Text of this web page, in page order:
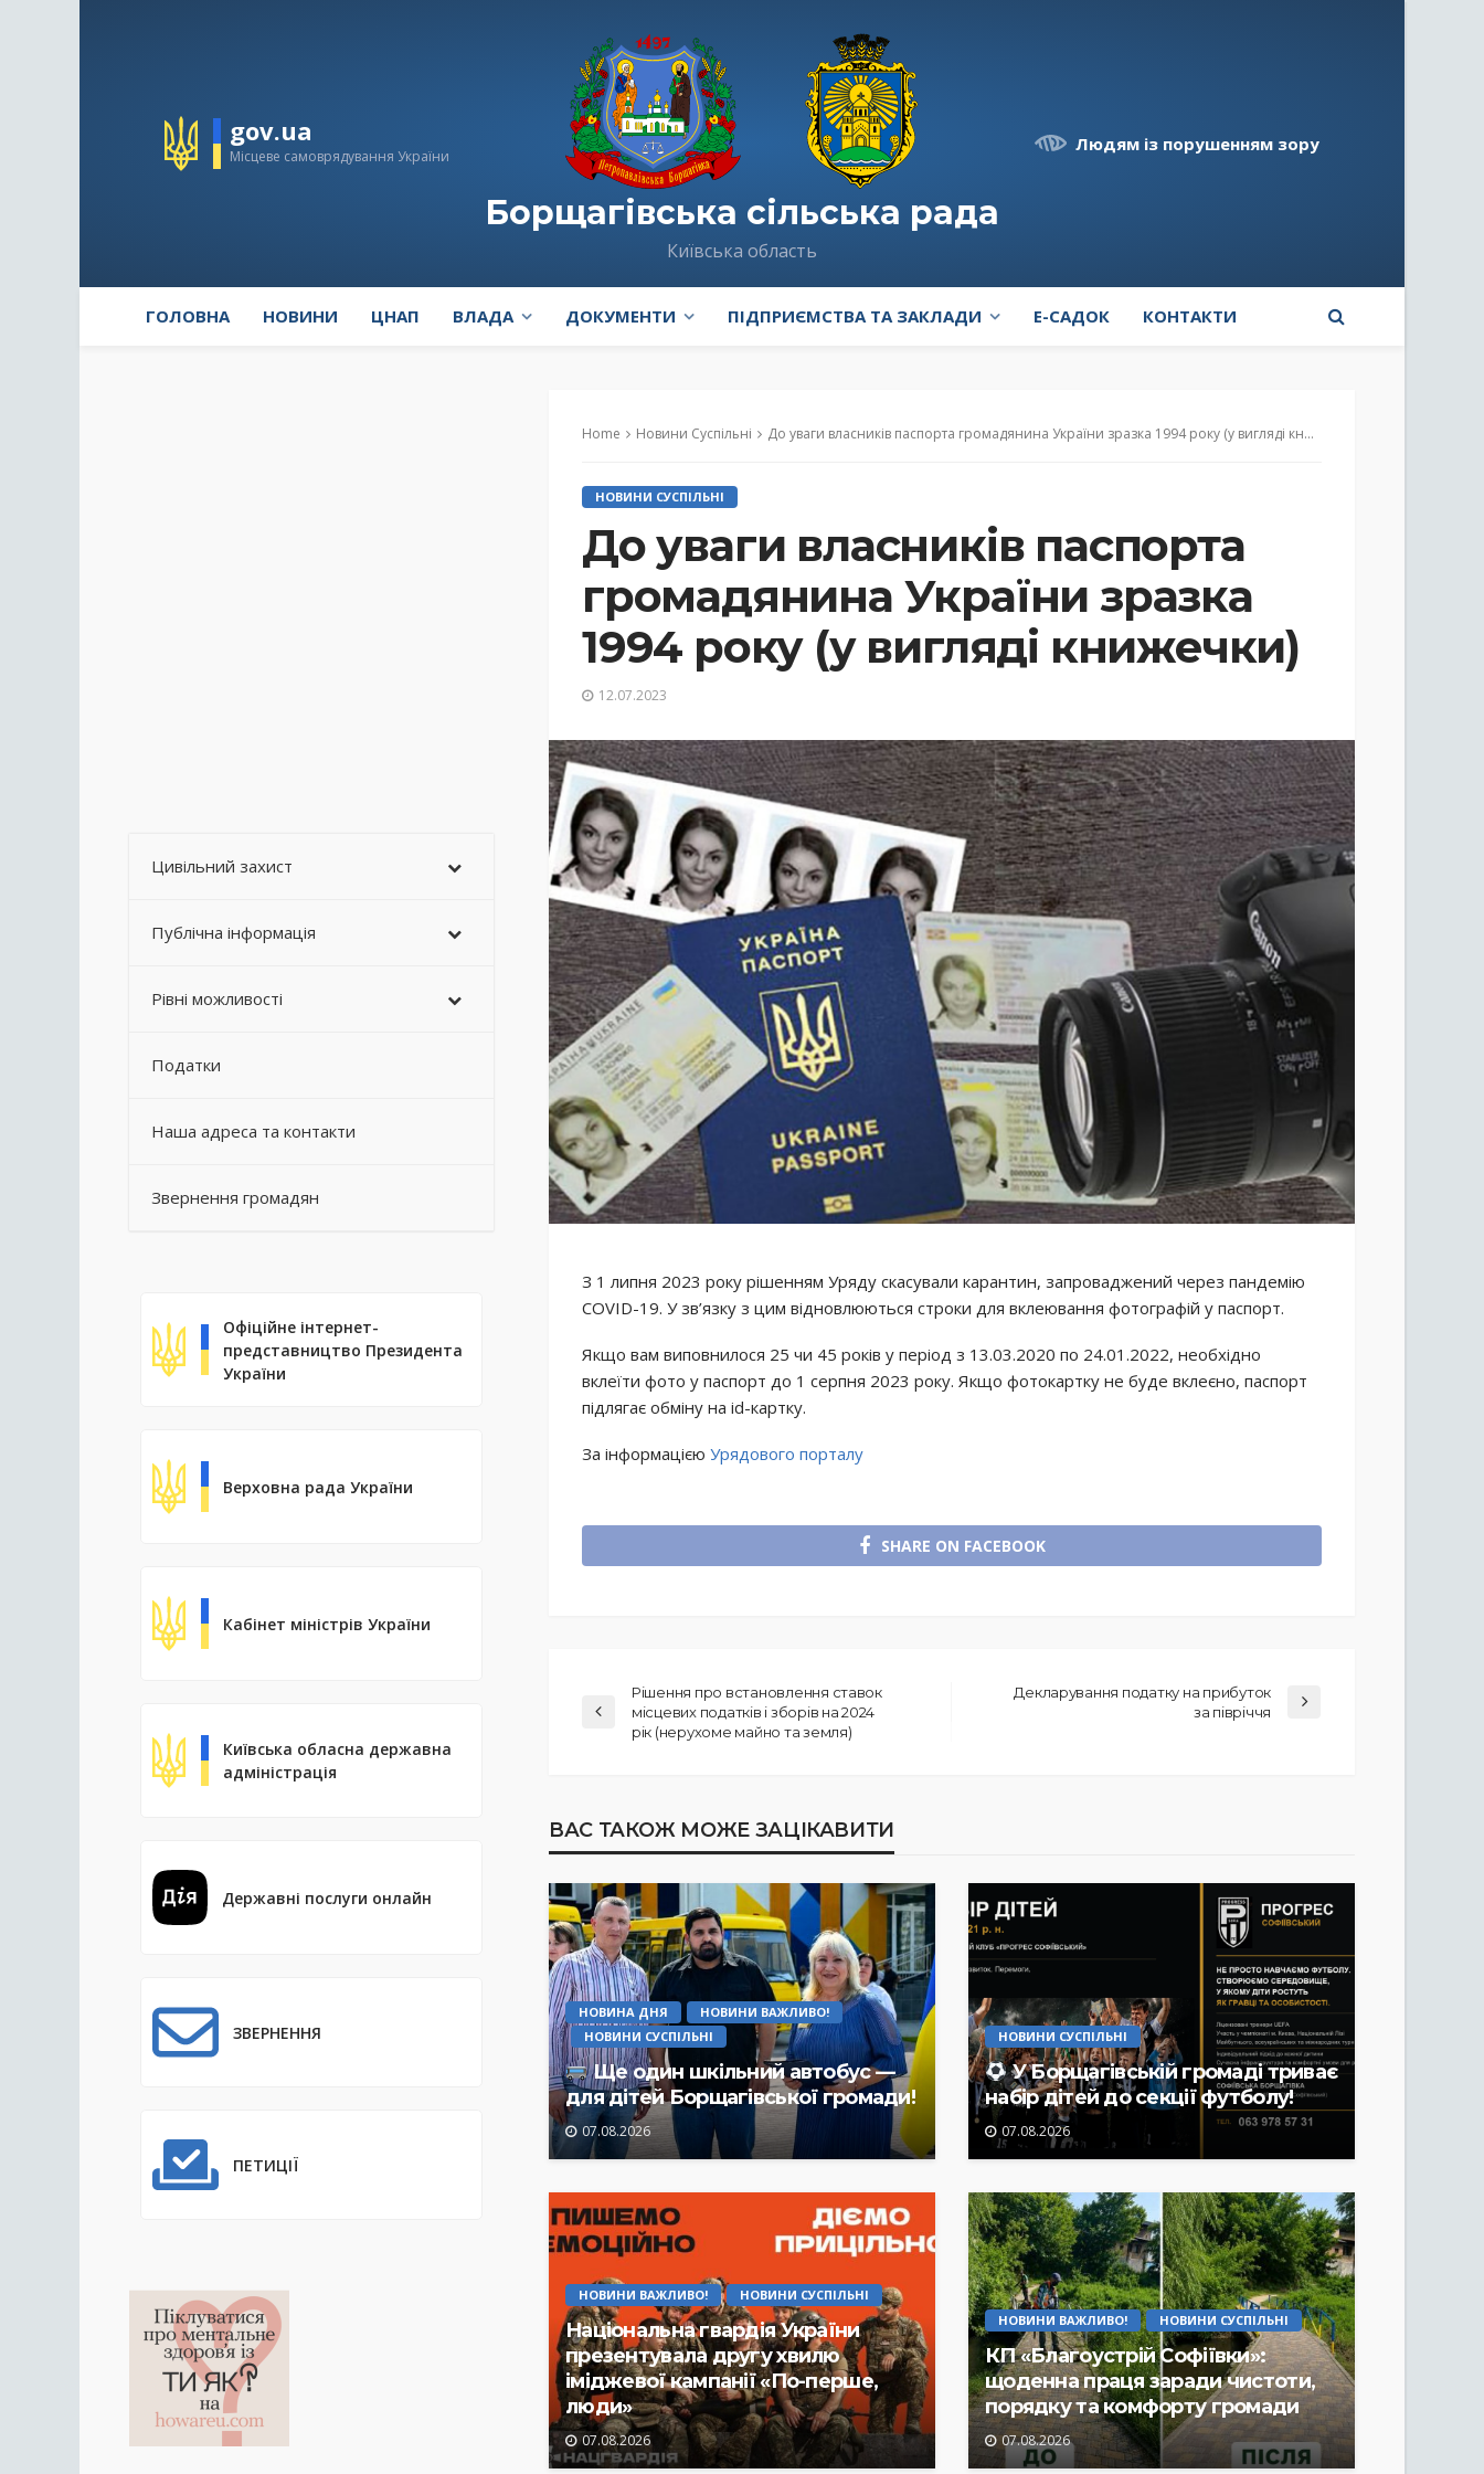
gov.ua
Місцеве самоврядування України
Борщагівська сільська рада
Київська область
Людям із порушенням зору
ГОЛОВНА НОВИНИ ЦНАП ВЛАДА ДОКУМЕНТИ ПІДПРИЄМСТВА ТА ЗАКЛАДИ E-САДОК КОНТАКТИ
Home Новини Суспільні До уваги власників паспорта громадянина України зразка 1994 року (у вигляді книжечки)
НОВИНИ СУСПІЛЬНІ
До уваги власників паспорта
громадянина України зразка
1994 року (у вигляді книжечки)
12.07.2023
З 1 липня 2023 року рішенням Уряду скасували карантин, запроваджений через пандемію
COVID-19. У зв’язку з цим відновлюються строки для вклеювання фотографій у паспорт.
Якщо вам виповнилося 25 чи 45 років у період з 13.03.2020 по 24.01.2022, необхідно
вклеїти фото у паспорт до 1 серпня 2023 року. Якщо фотокартку не буде вклеєно, паспорт
підлягає обміну на id-картку.
За інформацією Урядового порталу
SHARE ON FACEBOOK
Рішення про встановлення ставок
місцевих податків і зборів на 2024
рік (нерухоме майно та земля)
Декларування податку на прибуток
за півріччя
ВАС ТАКОЖ МОЖЕ ЗАЦІКАВИТИ
НОВИНА ДНЯ
НОВИНИ ВАЖЛИВО!
НОВИНИ СУСПІЛЬНІ
Ще один шкільний автобус —
для дітей Борщагівської громади!
07.08.2026
НОВИНИ СУСПІЛЬНІ
У Борщагівській громаді триває
набір дітей до секції футболу!
07.08.2026
НОВИНИ ВАЖЛИВО! НОВИНИ СУСПІЛЬНІ
Національна гвардія України
презентувала другу хвилю
іміджевої кампанії «По-перше,
люди»
07.08.2026
НОВИНИ ВАЖЛИВО! НОВИНИ СУСПІЛЬНІ
КП «Благоустрій Софіївки»:
щоденна праця заради чистоти,
порядку та комфорту громади
07.08.2026
Цивільний захист
Публічна інформація
Рівні можливості
Податки
Наша адреса та контакти
Звернення громадян
Офіційне інтернет-
представництво Президента
України
Верховна рада України
Кабінет міністрів України
Київська обласна державна
адміністрація
Державні послуги онлайн
ЗВЕРНЕННЯ
ПЕТИЦІЇ